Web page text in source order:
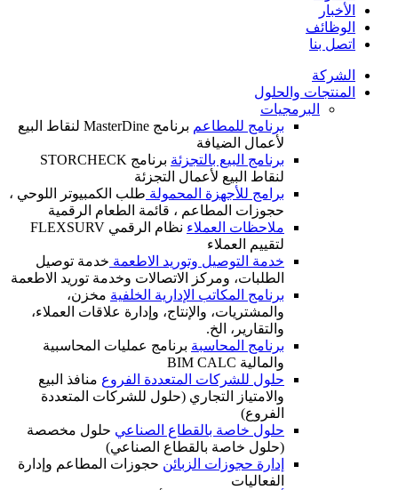
الأخبار
الوظائف
اتصل بنا
الشركة
المنتجات والحلول
البرمجيات
برنامج للمطاعم
برنامج MasterDine لنقاط البيع
لأعمال الضيافة
برنامج البيع بالتجزئة
برنامج STORCHECK
لنقاط البيع لأعمال التجزئة
برامج للأجهزة المحمولة طلب الكمبيوتر اللوحي ،
حجوزات المطاعم ، قائمة الطعام الرقمية
ملاحظات العملاء
نظام الرقمي FLEXSURV
لتقييم العملاء
خدمة التوصيل وتوريد الاطعمة خدمة توصيل
الطلبات، ومركز الاتصالات وخدمة توريد الاطعمة
برنامج المكاتب الإدارية الخلفية مخزن،
والمشتريات، والإنتاج، وإدارة علاقات العملاء،
والتقارير، الخ.
برنامج المحاسبة برنامج عمليات المحاسبية
والمالية BIM CALC
حلول للشركات المتعددة الفروع منافذ البيع
والامتياز التجاري (حلول للشركات المتعددة
الفروع)
حلول خاصة بالقطاع الصناعي حلول مخصصة
(حلول خاصة بالقطاع الصناعي)
إدارة حجوزات الزبائن حجوزات المطاعم وإدارة
الفعاليات